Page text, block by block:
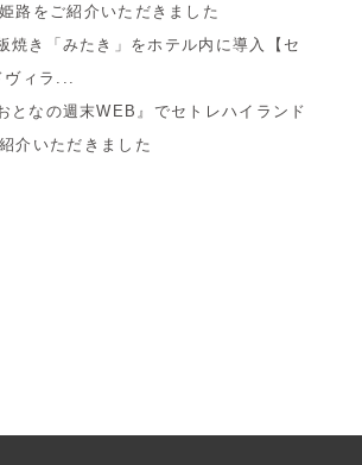
路をご紹介いただきました
焼き「みたき」をホテル内に導入【セ
ィラ...
おとなの週末WEB』でセトレハイランド
介いただきました